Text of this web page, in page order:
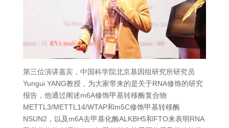
第三位演讲嘉宾，中国科学院北京基因组研究所研究员
Yungui YANG教授，为大家带来的是关于RNA修饰的研究
报告，他通过阐述m6A修饰甲基转移酶复合物
METTL3/METTL14/WTAP和m5C修饰甲基转移酶
NSUN2，以及m6A去甲基化酶ALKBH5和FTO来表明RNA